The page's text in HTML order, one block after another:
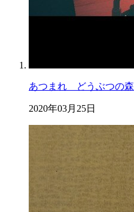
あつまれ どうぶつの森
2020年03月25日